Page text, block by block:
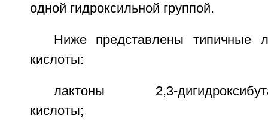
одной гидроксильной группой.
Ниже представлены типичные
кислоты:
лактоны 2,3-
кислоты;